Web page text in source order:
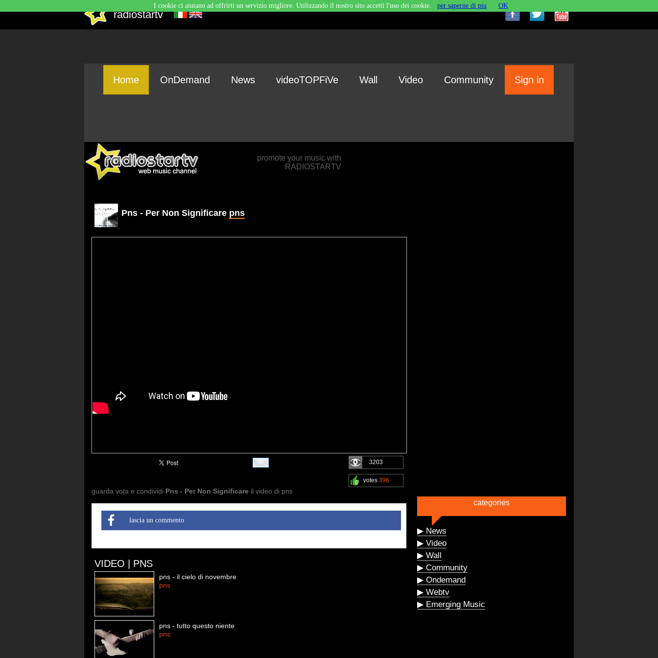
radiostartv
Home OnDemand News videoTOPFiVe Wall Video Community Sign in
promote your music with
RADIOSTARTV
Pns - Per Non Significare pns
3203
votes 396
guarda vota e condividi Pns - Per Non Significare il video di pns
lascia un commento
VIDEO | PNS
pns - il cielo di novembre
pns
pns - tutto questo niente
pns
categories
▶ News
▶ Video
▶ Wall
▶ Community
▶ Ondemand
▶ Webtv
▶ Emerging Music
I cookie ci aiutano ad offrirti un servizio migliore. Utilizzando il nostro sito accetti l'uso dei cookie. per saperne di piu OK